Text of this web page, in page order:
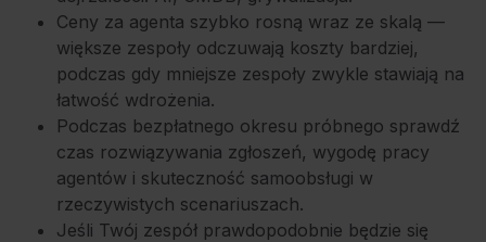
Ceny za agenta szybko rosną wraz ze skalą —
większe zespoły odczuwają koszty bardziej,
podczas gdy mniejsze zespoły zwykle stawiają na
łatwość wdrożenia.
Podczas bezpłatnego okresu próbnego sprawdź
czas rozwiązywania zgłoszeń, wygodę pracy
agentów i skuteczność samoobsługi w
rzeczywistych scenariuszach.
Jeśli Twój zespół prawdopodobnie będzie się